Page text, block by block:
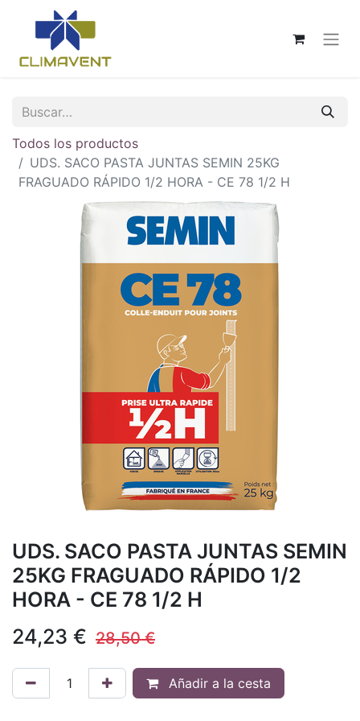
Todos los productos
UDS. SACO PASTA JUNTAS SEMIN 25KG
FRAGUADO RÁPIDO 1/2 HORA - CE 78 1/2 H
UDS. SACO PASTA JUNTAS SEMIN
25KG FRAGUADO RÁPIDO 1/2
HORA - CE 78 1/2 H
24,23 € 28,50€
Añadir a la cesta